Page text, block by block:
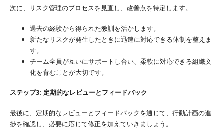
次に、リスク管理のプロセスを見直し、改善点を特定します。
過去の経験から得られた教訓を活かします。
新たなリスクが発生したときに迅速に対応できる体制を整えま
す。
チーム全員が互いにサポートし合い、柔軟に対応できる組織文
化を育むことが大切です。
ステップ3: 定期的なレビューとフィードバック
最後に、定期的なレビューとフィードバックを通じて、行動計画の進
捗を確認し、必要に応じて修正を加えていきましょう。